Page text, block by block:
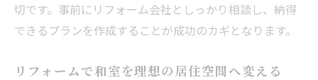
切です。事前にリフォーム会社としっかり相談し、納得
できるプランを作成することが成功のカギとなります。
リフォームで和室を理想の居住空間へ変える